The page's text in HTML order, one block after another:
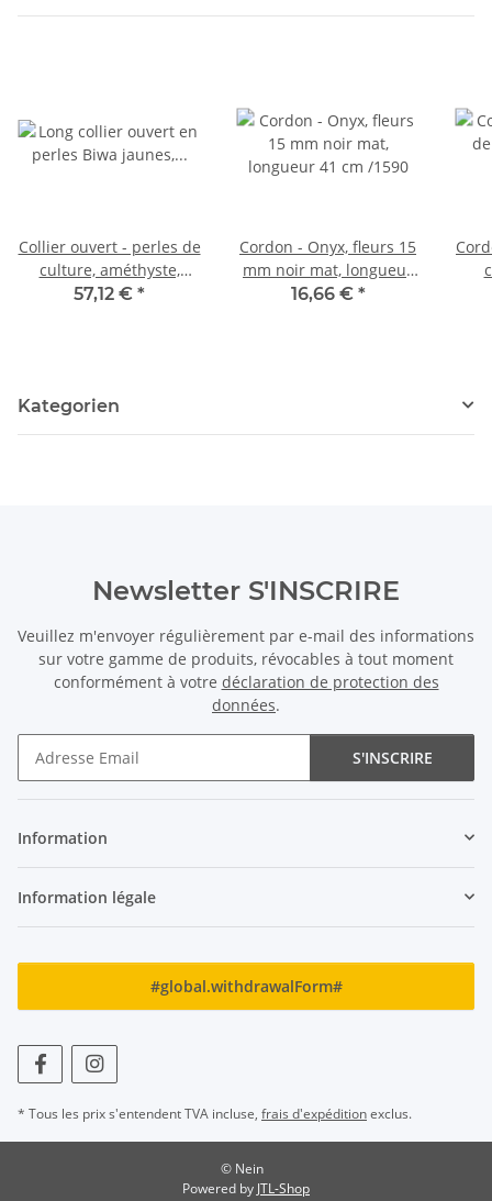
Collier ouvert - perles de
culture, améthyste,
serpentine et péridot,
57,12 € *
Cordon - Onyx, fleurs 15
mm noir mat, longueur
41 cm /1590
16,66 € *
Kategorien
Newsletter S'INSCRIRE
Veuillez m'envoyer régulièrement par e-mail des informations
sur votre gamme de produits, révocables à tout moment
conformément à votre déclaration de protection des
données.
S'INSCRIRE
Information
Information légale
#global.withdrawalForm#
* Tous les prix s'entendent TVA incluse, frais d'expéditionexclus.
© Nein
Powered by JTL-Shop